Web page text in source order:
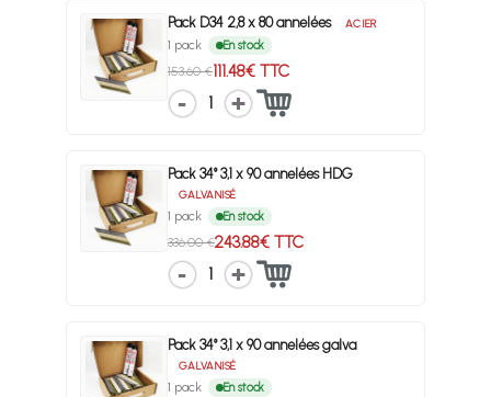
Pack D34 2,8 x 80 annelées ACIER
1 pack En stock
153.60 €111.48€ TTC
1
Pack 34° 3,1 x 90 annelées HDG
GALVANISÉ
1 pack En stock
336.00 €243.88€ TTC
1
Pack 34° 3,1 x 90 annelées galva
GALVANISÉ
1 pack En stock